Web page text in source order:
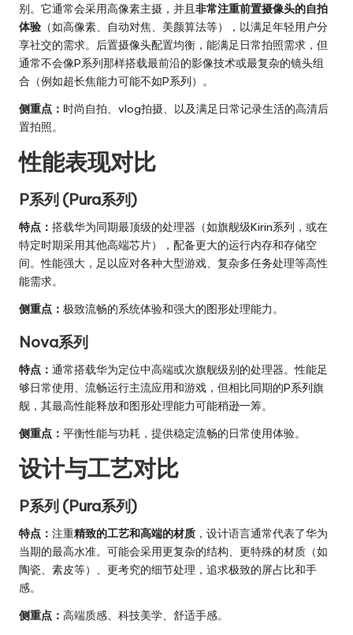
别。它通常会采用高像素主摄，并且非常注重前置摄像头的自拍
体验 （如高像素、自动对焦、美颜算法等），以满足年轻用户分
享社交的需求。后置摄像头配置均衡，能满足日常拍照需求，但
通常不会像P系列那样搭载最前沿的影像技术或最复杂的镜头组
合（例如超长焦能力可能不如P系列）。
侧重点： 时尚自拍、vlog拍摄、以及满足日常记录生活的高清后
置拍照。
性能表现对比
P系列 (Pura系列)
特点： 搭载华为同期最顶级的处理器（如旗舰级Kirin系列，或在
特定时期采用其他高端芯片），配备更大的运行内存和存储空
间。性能强大，足以应对各种大型游戏、复杂多任务处理等高性
能需求。
侧重点： 极致流畅的系统体验和强大的图形处理能力。
Nova系列
特点： 通常搭载华为定位中高端或次旗舰级别的处理器。性能足
够日常使用、流畅运行主流应用和游戏，但相比同期的P系列旗
舰，其最高性能释放和图形处理能力可能稍逊一筹。
侧重点： 平衡性能与功耗，提供稳定流畅的日常使用体验。
设计与工艺对比
P系列 (Pura系列)
特点： 注重精致的工艺和高端的材质 ，设计语言通常代表了华为
当期的最高水准。可能会采用更复杂的结构、更特殊的材质（如
陶瓷、素皮等）、更考究的细节处理，追求极致的屏占比和手
感。
侧重点： 高端质感、科技美学、舒适手感。